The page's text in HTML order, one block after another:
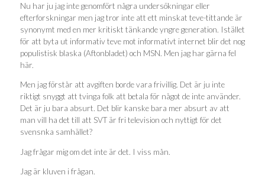
Nu har ju jag inte genomfört några undersökningar eller
efterforskningar men jag tror inte att ett minskat teve-tittande är
synonymt med en mer kritiskt tänkande yngre generation. Istället
för att byta ut informativ teve mot informativt internet blir det nog
populistisk blaska (Aftonbladet) och MSN. Men jag har gärna fel
här.
Men jag förstår att avgiften borde vara frivillig. Det är ju inte
riktigt snyggt att tvinga folk att betala för något de inte använder.
Det är ju bara absurt. Det blir kanske bara mer absurt av att
man vill ha det till att SVT är fri television och nyttigt för det
svensnka samhället?
Jag frågar mig om det inte är det. I viss mån.
Jag är kluven i frågan.